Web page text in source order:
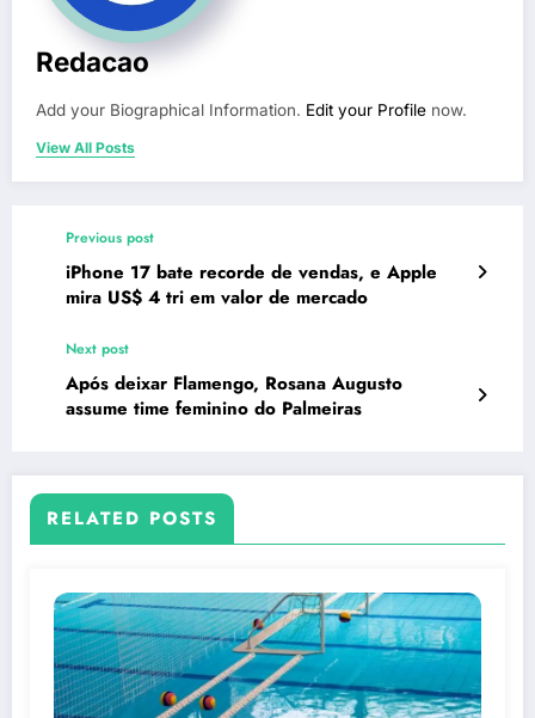
Redacao
Add your Biographical Information. Edit your Profile now.
View All Posts
Previous post
iPhone 17 bate recorde de vendas, e Apple
mira US$ 4 tri em valor de mercado
Next post
Após deixar Flamengo, Rosana Augusto
assume time feminino do Palmeiras
RELATED POSTS